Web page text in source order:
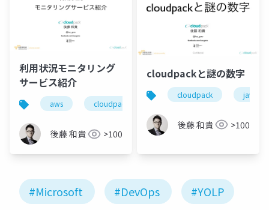
利用状況モニタリング
サービス紹介
aws cloudpack cloudability
後藤 和貴 >100
cloudpackと謎の数字
cloudpack jaws-ug
後藤 和貴 >100
#Microsoft #DevOps #YOLP